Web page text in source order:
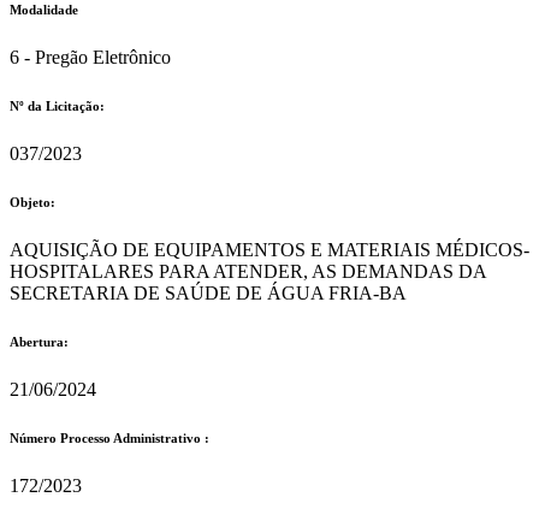
Modalidade
6 - Pregão Eletrônico
Nº da Licitação: ​​
037/2023
Objeto:
AQUISIÇÃO DE EQUIPAMENTOS E MATERIAIS MÉDICOS-
HOSPITALARES PARA ATENDER, AS DEMANDAS DA
SECRETARIA DE SAÚDE DE ÁGUA FRIA-BA
Abertura:
21/06/2024
Número Processo Administrativo :
172/2023